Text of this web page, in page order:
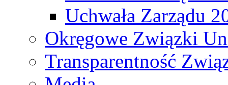
Uchwała Zarządu
Okręgowe Związki
Transparentność